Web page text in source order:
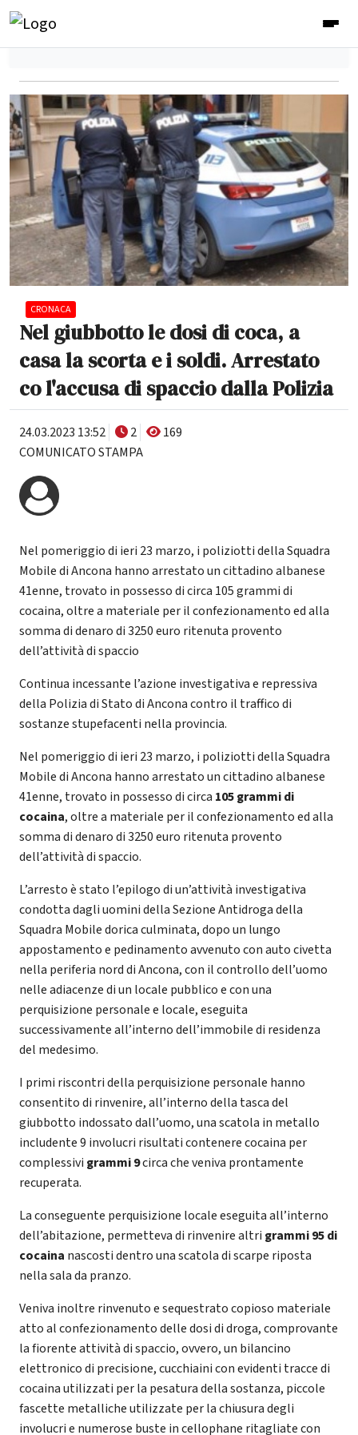
CRONACA
Nel giubbotto le dosi di coca, a
casa la scorta e i soldi. Arrestato
co l'accusa di spaccio dalla Polizia
24.03.2023 13:52 2
169
COMUNICATO STAMPA
Nel pomeriggio di ieri 23 marzo, i poliziotti della Squadra
Mobile di Ancona hanno arrestato un cittadino albanese
41enne, trovato in possesso di circa 105 grammi di
cocaina, oltre a materiale per il confezionamento ed alla
somma di denaro di 3250 euro ritenuta provento
dell’attività di spaccio
Continua incessante l’azione investigativa e repressiva
della Polizia di Stato di Ancona contro il traffico di
sostanze stupefacenti nella provincia.
Nel pomeriggio di ieri 23 marzo, i poliziotti della Squadra
Mobile di Ancona hanno arrestato un cittadino albanese
41enne, trovato in possesso di circa 105 grammi di
cocaina, oltre a materiale per il confezionamento ed alla
somma di denaro di 3250 euro ritenuta provento
dell’attività di spaccio.
L’arresto è stato l’epilogo di un’attività investigativa
condotta dagli uomini della Sezione Antidroga della
Squadra Mobile dorica culminata, dopo un lungo
appostamento e pedinamento avvenuto con auto civetta
nella periferia nord di Ancona, con il controllo dell’uomo
nelle adiacenze di un locale pubblico e con una
perquisizione personale e locale, eseguita
successivamente all’interno dell’immobile di residenza
del medesimo.
I primi riscontri della perquisizione personale hanno
consentito di rinvenire, all’interno della tasca del
giubbotto indossato dall’uomo, una scatola in metallo
includente 9 involucri risultati contenere cocaina per
complessivi grammi 9circa che veniva prontamente
recuperata.
La conseguente perquisizione locale eseguita all’interno
dell’abitazione, permetteva di rinvenire altri grammi 95 di
cocaina nascosti dentro una scatola di scarpe riposta
nella sala da pranzo.
Veniva inoltre rinvenuto e sequestrato copioso materiale
atto al confezionamento delle dosi di droga, comprovante
la fiorente attività di spaccio, ovvero, un bilancino
elettronico di precisione, cucchiaini con evidenti tracce di
cocaina utilizzati per la pesatura della sostanza, piccole
fascette metalliche utilizzate per la chiusura degli
involucri e numerose buste in cellophane ritagliate con